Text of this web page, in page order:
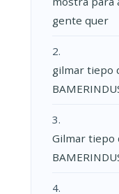
gente quer
gilmar tiepo
Gilmar tiepo